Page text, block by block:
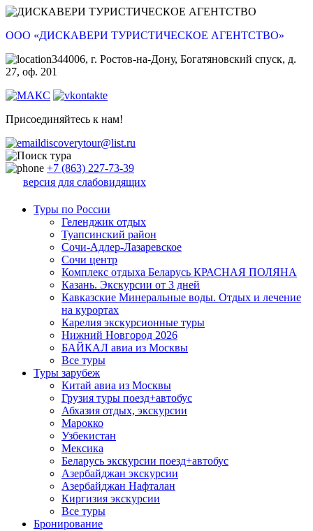
ООО «ДИСКАВЕРИ ТУРИСТИЧЕСКОЕ АГЕНТСТВО»
344006, г. Ростов-на-Дону, Богатяновский спуск, д.
27, оф. 201
Присоединяйтесь к нам!
discoverytour@list.ru
+7 (863) 227-73-39
версия для слабовидящих
Туры по России
Геленджик отдых
Туапсинский район
Сочи-Адлер-Лазаревское
Сочи центр
Комплекс отдыха Беларусь КРАСНАЯ ПОЛЯНА
Казань. Экскурсии от 3 дней
Кавказские Минеральные воды. Отдых и лечение
на курортах
Карелия экскурсионные туры
Нижний Новгород 2026
БАЙКАЛ авиа из Москвы
Все туры
Туры зарубеж
Китай авиа из Москвы
Грузия туры поезд+автобус
Абхазия отдых, экскурсии
Марокко
Узбекистан
Мексика
Беларусь экскурсии поезд+автобус
Азербайджан экскурсии
Азербайджан Нафталан
Киргизия экскурсии
Все туры
Бронирование